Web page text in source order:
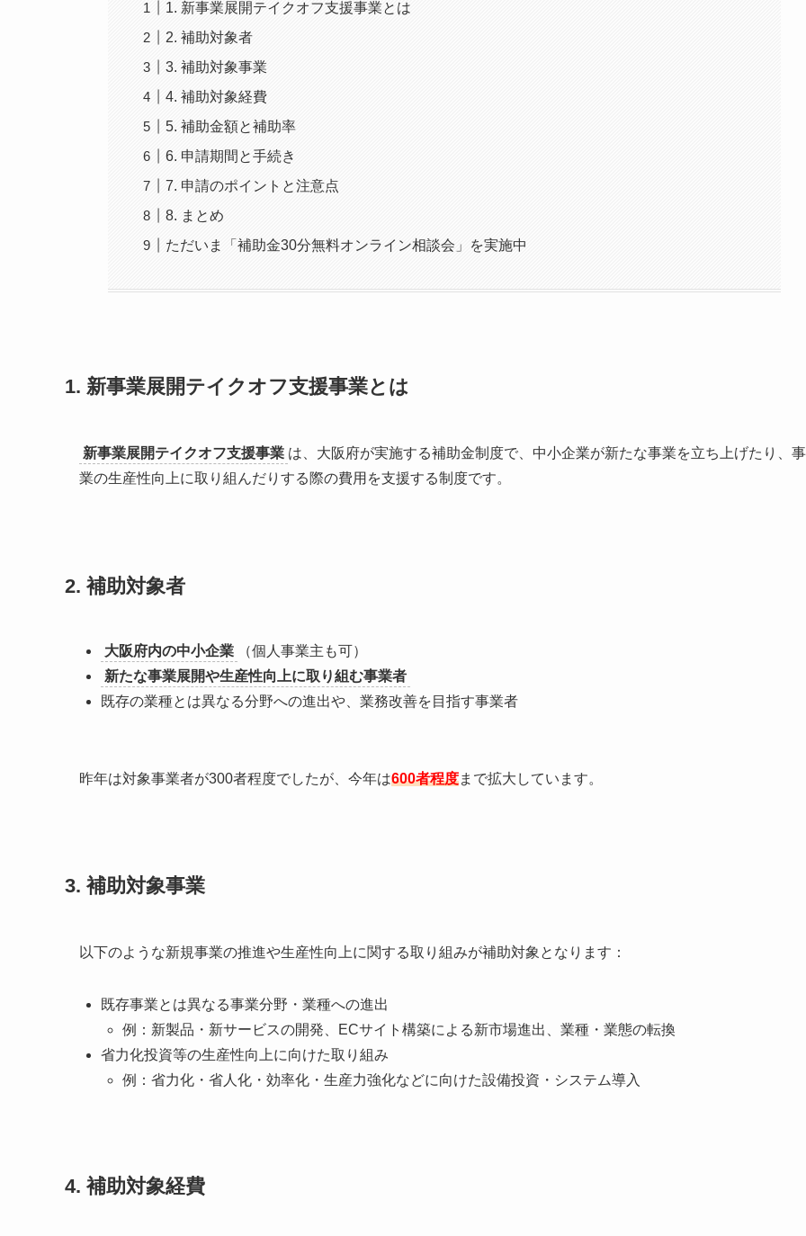
1. 新事業展開テイクオフ支援事業とは
2. 補助対象者
3. 補助対象事業
4. 補助対象経費
5. 補助金額と補助率
6. 申請期間と手続き
7. 申請のポイントと注意点
8. まとめ
ただいま「補助金30分無料オンライン相談会」を実施中
1. 新事業展開テイクオフ支援事業とは
新事業展開テイクオフ支援事業 は、大阪府が実施する補助金制度で、中小企業が新たな事業を立ち上げたり、事
業の生産性向上に取り組んだりする際の費用を支援する制度です。
2. 補助対象者
大阪府内の中小企業
（個人事業主も可）
新たな事業展開や生産性向上に取り組む事業者
既存の業種とは異なる分野への進出や、業務改善を目指す事業者
昨年は対象事業者が300者程度でしたが、今年は600者程度まで拡大しています。
3. 補助対象事業
以下のような新規事業の推進や生産性向上に関する取り組みが補助対象となります：
既存事業とは異なる事業分野・業種への進出
例：新製品・新サービスの開発、ECサイト構築による新市場進出、業種・業態の転換
省力化投資等の生産性向上に向けた取り組み
例：省力化・省人化・効率化・生産力強化などに向けた設備投資・システム導入
4. 補助対象経費